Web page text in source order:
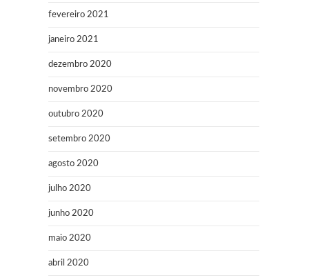
fevereiro 2021
janeiro 2021
dezembro 2020
novembro 2020
outubro 2020
setembro 2020
agosto 2020
julho 2020
junho 2020
maio 2020
abril 2020